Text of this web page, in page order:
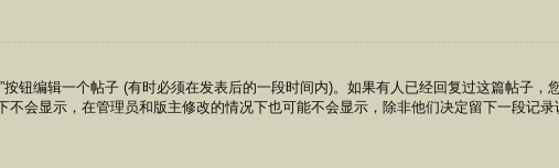
钮编辑一个帖子 (有时必须在发表后的一段时间内)。如果有人已经回复过这篇帖子，
会显示，在管理员和版主修改的情况下也可能不会显示，除非他们决定留下一段记